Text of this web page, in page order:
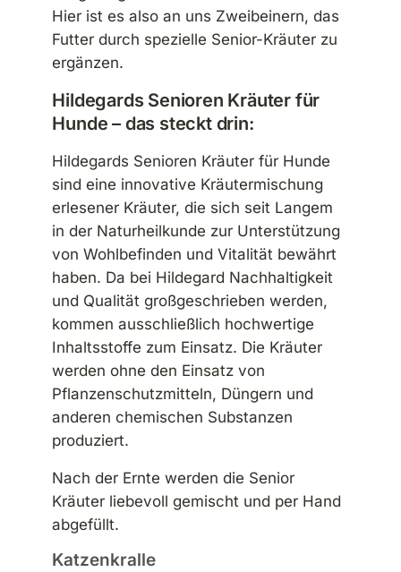
Hier ist es also an uns Zweibeinern, das
Futter durch spezielle Senior-Kräuter zu
ergänzen.
Hildegards Senioren Kräuter für
Hunde – das steckt drin:
Hildegards Senioren Kräuter für Hunde
sind eine innovative Kräutermischung
erlesener Kräuter, die sich seit Langem
in der Naturheilkunde zur Unterstützung
von Wohlbefinden und Vitalität bewährt
haben. Da bei Hildegard Nachhaltigkeit
und Qualität großgeschrieben werden,
kommen ausschließlich hochwertige
Inhaltsstoffe zum Einsatz. Die Kräuter
werden ohne den Einsatz von
Pflanzenschutzmitteln, Düngern und
anderen chemischen Substanzen
produziert.
Nach der Ernte werden die Senior
Kräuter liebevoll gemischt und per Hand
abgefüllt.
Katzenkralle